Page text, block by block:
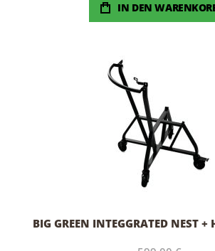
IN DEN
BIG GREEN INTEGGRATED NEST +